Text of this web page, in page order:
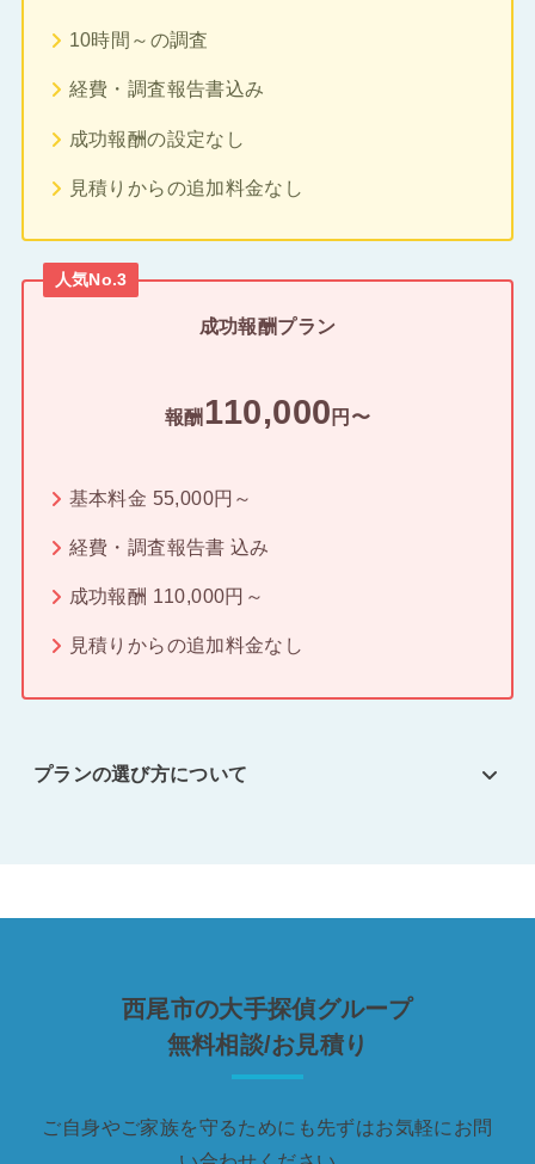
10時間～の調査
経費・調査報告書込み
成功報酬の設定なし
見積りからの追加料金なし
人気No.3
成功報酬プラン
報酬 110,000 円〜
基本料金 55,000円～
経費・調査報告書 込み
成功報酬 110,000円～
見積りからの追加料金なし
プランの選び方について
西尾市の大手探偵グループ
無料相談/お見積り
ご自身やご家族を守るためにも先ずはお気軽にお問